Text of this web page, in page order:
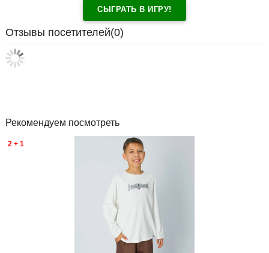
СЫГРАТЬ В ИГРУ!
Отзывы посетителей(0)
Рекомендуем посмотреть
2 + 1